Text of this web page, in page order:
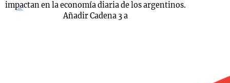
impactan en la economía diaria de los argentinos.
Añadir Cadena 3 a